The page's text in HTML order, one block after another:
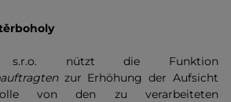
s.r.o. nützt die Funktion
zur Erhöhung der Aufsicht
von den zu verarbeiteten